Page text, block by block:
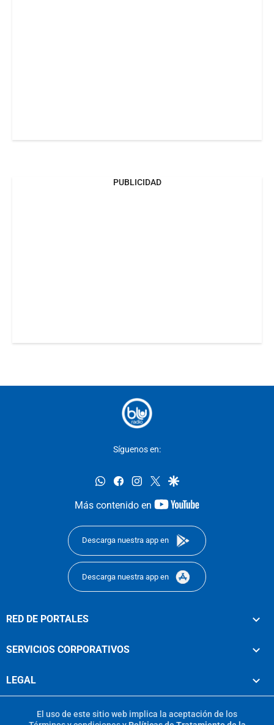
PUBLICIDAD
Síguenos en:
whatsappfacebookinstagram
twittergoogle
Más contenido en
youtube-
Descarga nuestra app en
Descarga nuestra app en
RED DE PORTALES
SERVICIOS CORPORATIVOS
LEGAL
El uso de este sitio web implica la aceptación de los